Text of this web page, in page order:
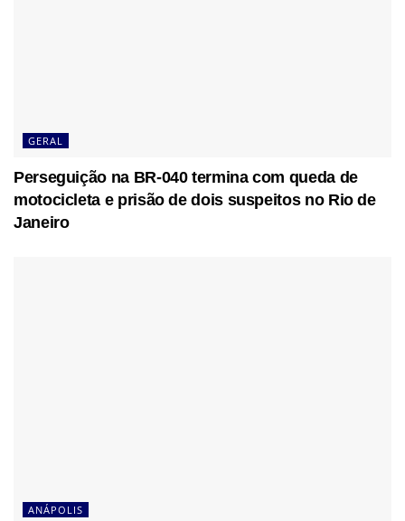
GERAL
Perseguição na BR-040 termina com queda de
motocicleta e prisão de dois suspeitos no Rio de
Janeiro
ANÁPOLIS